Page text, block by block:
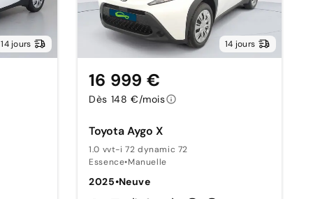
14 jours 14 jours
Toyota Aygo X
1.0 vvt-i 72 dynamic 72
Essence•Manuelle
2025•Neuve
16 999 €
Dès 148 €/mois